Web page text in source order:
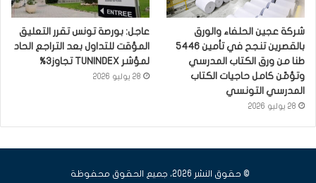
شركة عجين الحلفاء والورق
بالقصرين تنجح في تأمين 5446
طنا من ورق الكتاب المدرسي
وتؤمّن كامل حاجيات الكتاب
المدرسي التونسي
28 يوليو 2026
عاجل: بورصة تونس تقرر التعليق
المؤقت للتداول بعد التراجع الحاد
لمؤشر TUNINDEX تجاوز3%
28 يوليو 2026
© حقوق النشر 2026، جميع الحقوق محفوظة